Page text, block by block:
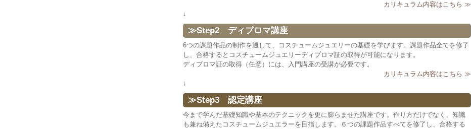
カリキュラム内容はこちら ≫
↓
≫Step2 ディプロマ講座
6つの課題作品の制作を通して、コスチュームジュエリーの基礎を学びます。課題作品全てを修了
し、合格するとコスチュームジュエリーディプロマ証の取得が可能になります。
ディプロマ証の取得（任意）には、入門講座の受講が必要です。
カリキュラム内容はこちら ≫
↓
≫Step3 認定講座
今まで学んだ基礎知識や基本のテクニックを更に膨らませた講座です。作り方だけでなく、知識
も兼ね備えたコスチュームジュエラーを目指します。６つの課題作品すべてを修了し、合格する